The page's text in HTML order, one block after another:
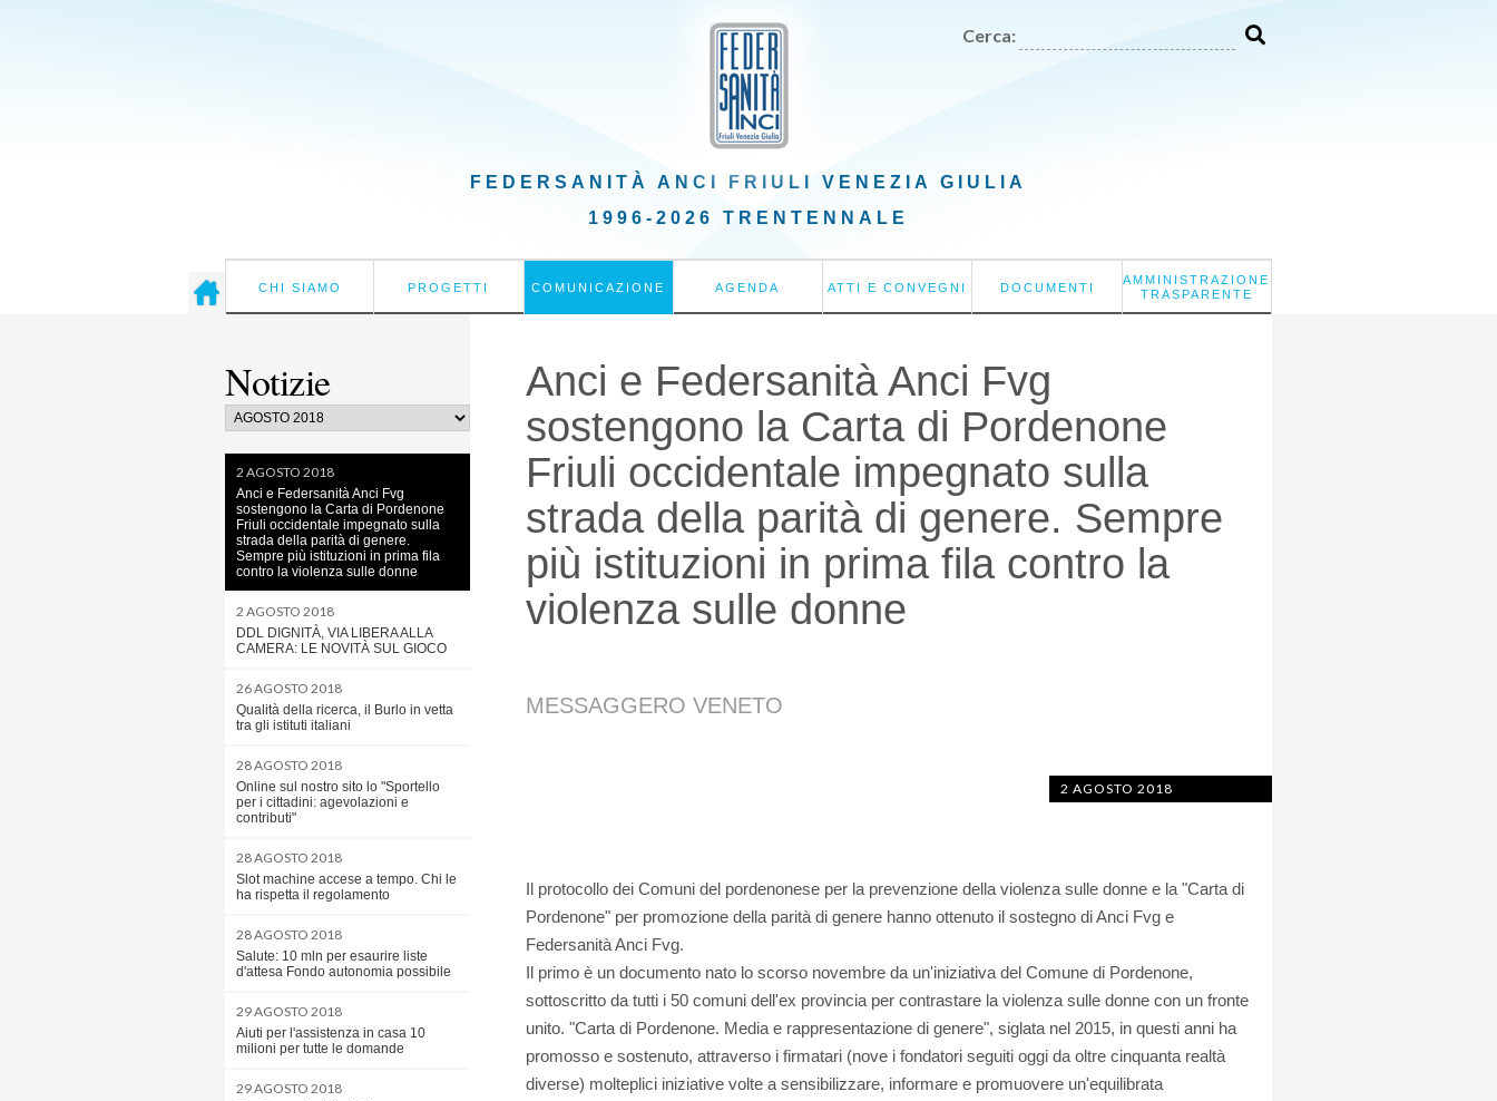
Cerca:
FEDERSANITÀ ANCI FRIULI VENEZIA GIULIA
1996-2026 TRENTENNALE
CHI SIAMO PROGETTI COMUNICAZIONE AGENDA ATTI E CONVEGNI DOCUMENTI
AMMINISTRAZIONE
TRASPARENTE
Notizie
2 AGOSTO 2018
Anci e Federsanità Anci Fvg
sostengono la Carta di Pordenone
Friuli occidentale impegnato sulla
strada della parità di genere.
Sempre più istituzioni in prima fila
contro la violenza sulle donne
2 AGOSTO 2018
DDL DIGNITÀ, VIA LIBERA ALLA
CAMERA: LE NOVITÀ SUL GIOCO
26 AGOSTO 2018
Qualità della ricerca, il Burlo in vetta
tra gli istituti italiani
28 AGOSTO 2018
Online sul nostro sito lo "Sportello
per i cittadini: agevolazioni e
contributi"
28 AGOSTO 2018
Slot machine accese a tempo. Chi le
ha rispetta il regolamento
28 AGOSTO 2018
Salute: 10 mln per esaurire liste
d'attesa Fondo autonomia possibile
29 AGOSTO 2018
Aiuti per l'assistenza in casa 10
milioni per tutte le domande
29 AGOSTO 2018
Anci e Federsanità Anci Fvg
sostengono la Carta di Pordenone
Friuli occidentale impegnato sulla
strada della parità di genere. Sempre
più istituzioni in prima fila contro la
violenza sulle donne
MESSAGGERO VENETO
2 AGOSTO 2018
Il protocollo dei Comuni del pordenonese per la prevenzione della violenza sulle donne e la "Carta di
Pordenone" per promozione della parità di genere hanno ottenuto il sostegno di Anci Fvg e
Federsanità Anci Fvg.
Il primo è un documento nato lo scorso novembre da un'iniziativa del Comune di Pordenone,
sottoscritto da tutti i 50 comuni dell'ex provincia per contrastare la violenza sulle donne con un fronte
unito. "Carta di Pordenone. Media e rappresentazione di genere", siglata nel 2015, in questi anni ha
promosso e sostenuto, attraverso i firmatari (nove i fondatori seguiti oggi da oltre cinquanta realtà
diverse) molteplici iniziative volte a sensibilizzare, informare e promuovere un'equilibrata